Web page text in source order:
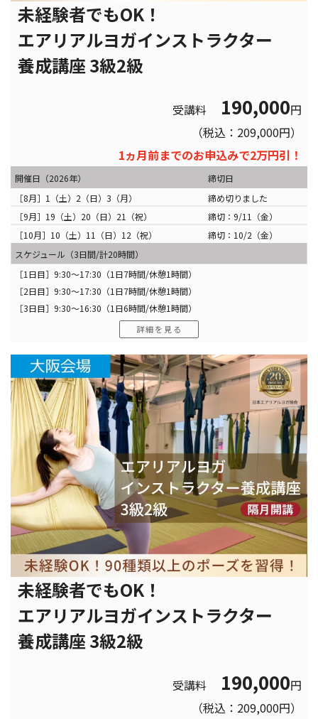
未経験者でもOK！
エアリアルヨガインストラクター
養成講座 3級2級
受講料 190,000円
（税込：209,000円）
1ヵ月前までのお申込みで2万円引！
開催日（2026年）
締切日
［8月］1（土）2（日）3（月）
締め切りました
［9月］19（土）20（日）21（祝）
締切：9/11（金）
［10月］10（土）11（日）12（祝）
締切：10/2（金）
スケジュール（3日間/計20時間）
［1日目］9:30〜17:30（1日7時間/休憩1時間）
［2日目］9:30〜17:30（1日7時間/休憩1時間）
［3日目］9:30〜16:30（1日6時間/休憩1時間）
詳細を見る
未経験者でもOK！
エアリアルヨガインストラクター
養成講座 3級2級
受講料 190,000円
（税込：209,000円）